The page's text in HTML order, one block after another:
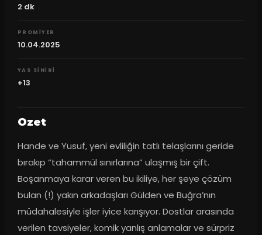
2 dk
PROMIYER
10.04.2025
YAS SINIRI
+13
Ozet
Hande ve Yusuf, yeni evliliğin tatlı telaşlarını geride
bırakıp “tahammül sınırlarına” ulaşmış bir çift.
Boşanmaya karar veren bu ikiliye, her şeye çözüm
bulan (!) yakın arkadaşları Gülden ve Buğra’nın
müdahalesiyle işler iyice karışıyor. Dostlar arasında
verilen tavsiyeler, komik yanlış anlamalar ve sürpriz